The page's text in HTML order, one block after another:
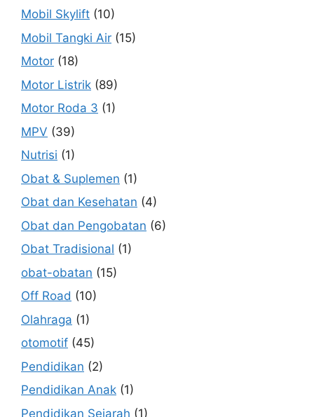
Mobil Skylift (10)
Mobil Tangki Air (15)
Motor (18)
Motor Listrik (89)
Motor Roda 3 (1)
MPV (39)
Nutrisi (1)
Obat & Suplemen (1)
Obat dan Kesehatan (4)
Obat dan Pengobatan (6)
Obat Tradisional (1)
obat-obatan (15)
Off Road (10)
Olahraga (1)
otomotif (45)
Pendidikan (2)
Pendidikan Anak (1)
Pendidikan Sejarah (1)